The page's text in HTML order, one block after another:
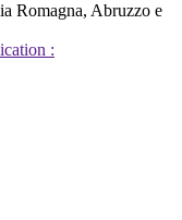
Romagna, Abruzzo e
: